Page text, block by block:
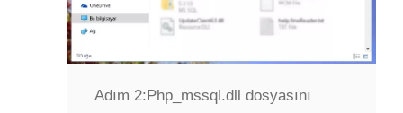
Adım 2:Php_mssql.dll dosyasını